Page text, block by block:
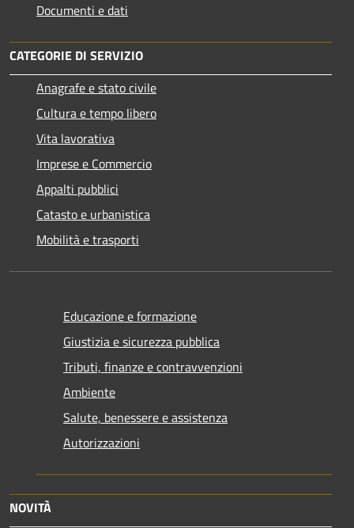
Documenti e dati
CATEGORIE DI SERVIZIO
Anagrafe e stato civile
Cultura e tempo libero
Vita lavorativa
Imprese e Commercio
Appalti pubblici
Catasto e urbanistica
Mobilità e trasporti
Educazione e formazione
Giustizia e sicurezza pubblica
Tributi, finanze e contravvenzioni
Ambiente
Salute, benessere e assistenza
Autorizzazioni
NOVITÀ